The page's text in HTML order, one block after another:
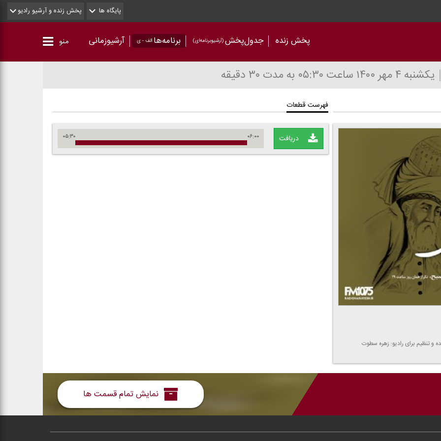
پایگاه ها پخش زنده و آرشیو رادیو
پخش زنده جدول‌پخش(آرشیو‌برنامه‌ای) برنامه‌ها الف - ی آرشیوزمانی منو
یکشنبه ۴ مهر ۱۴۰۰ ساعت ۰۵:۳۰ به مدت ۳۰ دقیقه
و تنظیم برای رادیو: زهره سطوت
فهرست قطعات
دریافت ۰۵:۳۰ ۰۶:۰۰
نمایش تمام قسمت ها